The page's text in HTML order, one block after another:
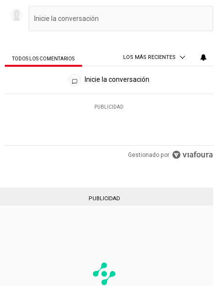
TODOS LOS COMENTARIOS LOS MÁS RECIENTES
Todos los comentarios
Inicie la conversación
PUBLICIDAD
Gestionado por
PUBLICIDAD